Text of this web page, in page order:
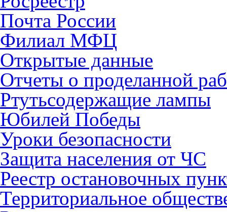
Почта России
Филиал МФЦ
Открытые данные
Отчеты о проделанной
Ртутьсодержащие лампы
Юбилей Победы
Уроки безопасности
Защита населения от ЧС
Реестр остановочных
Территориальное